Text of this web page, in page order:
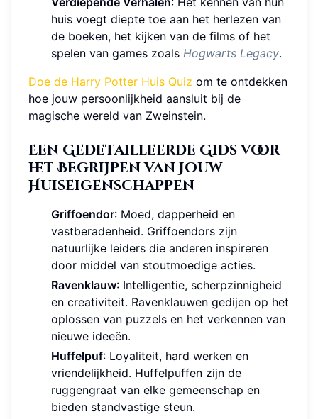
huis voegt diepte toe aan het herlezen van
de boeken, het kijken van de films of het
spelen van games zoals Hogwarts Legacy.
Doe de Harry Potter Huis Quiz om te ontdekken
hoe jouw persoonlijkheid aansluit bij de
magische wereld van Zweinstein.
Een Gedetailleerde Gids voor
het Begrijpen van Jouw
Huiseigenschappen
Griffoendor: Moed, dapperheid en
vastberadenheid. Griffoendors zijn
natuurlijke leiders die anderen inspireren
door middel van stoutmoedige acties.
Ravenklauw: Intelligentie, scherpzinnigheid
en creativiteit. Ravenklauwen gedijen op het
oplossen van puzzels en het verkennen van
nieuwe ideeën.
Huffelpuf: Loyaliteit, hard werken en
vriendelijkheid. Huffelpuffen zijn de
ruggengraat van elke gemeenschap en
bieden standvastige steun.